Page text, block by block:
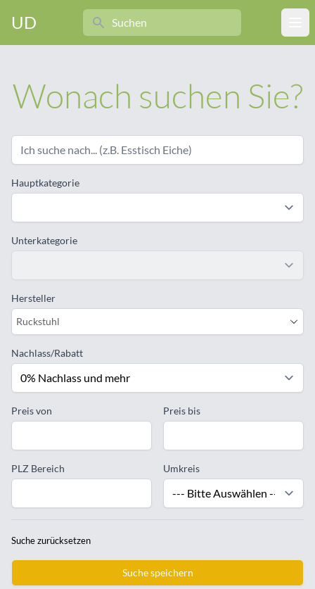
UD
Search
Wonach suchen Sie?
Hauptkategorie
Unterkategorie
Hersteller
Ruckstuhl
Nachlass/Rabatt
Preis von Preis bis
PLZ Bereich Umkreis
Suche zurücksetzen
Suche speichern